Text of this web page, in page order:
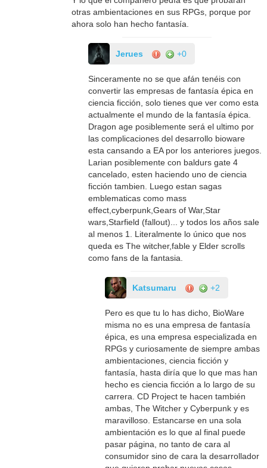
otras ambientaciones en sus RPGs, porque por
ahora solo han hecho fantasía.
Jerues +0
Sinceramente no se que afán tenéis con
convertir las empresas de fantasía épica en
ciencia ficción, solo tienes que ver como esta
actualmente el mundo de la fantasía épica.
Dragon age posiblemente será el ultimo por
las complicaciones del desarrollo bioware
esta cansando a EA por los anteriores juegos.
Larian posiblemente con baldurs gate 4
cancelado, esten haciendo uno de ciencia
ficción tambien. Luego estan sagas
emblematicas como mass
effect,cyberpunk,Gears of War,Star
wars,Starfield (fallout)... y todos los años sale
al menos 1. Literalmente lo único que nos
queda es The witcher,fable y Elder scrolls
como fans de la fantasia.
Katsumaru +2
Pero es que tu lo has dicho, BioWare
misma no es una empresa de fantasía
épica, es una empresa especializada en
RPGs y curiosamente de siempre ambas
ambientaciones, ciencia ficción y
fantasía, hasta diría que lo que mas han
hecho es ciencia ficción a lo largo de su
carrera. CD Project te hacen también
ambas, The Witcher y Cyberpunk y es
maravilloso. Estancarse en una sola
ambientación es lo que al final puede
pasar página, no tanto de cara al
consumidor sino de cara la desarrollador